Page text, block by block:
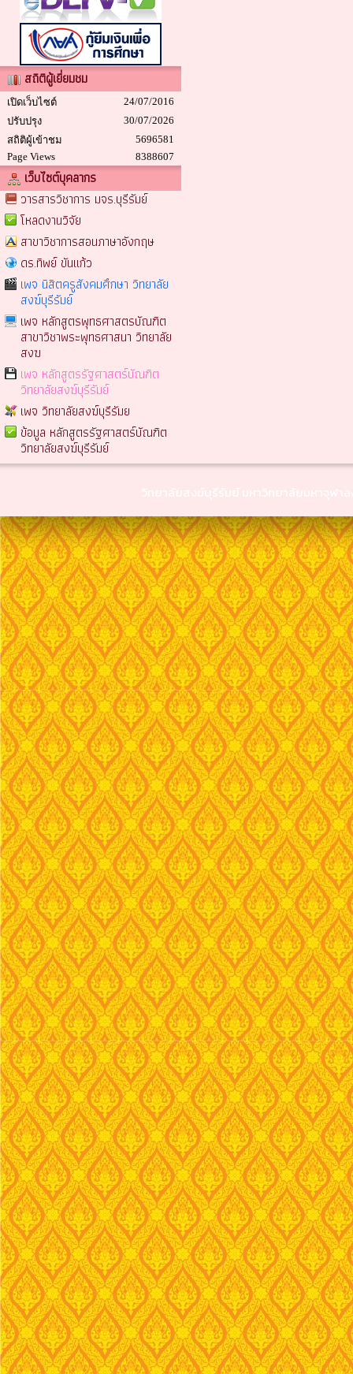
สถิติผู้เยี่ยมชม
เปิดเว็บไซต์
24/07/2016
ปรับปรุง
30/07/2026
สถิติผู้เข้าชม
5696581
Page Views
8388607
เว็บไซต์บุคลากร
วารสารวิชาการ มจร.บุรีรัมย์
โหลดงานวิจัย
สาขาวิชาการสอนภาษาอังกฤษ
ดร.ทิพย์ ขันแก้ว
เพจ นิสิตครูสังคมศึกษา วิทยาลัย
สงฆ์บุรีรัมย์
เพจ หลักสูตรพุทธศาสตรบัณฑิต
สาขาวิชาพระพุทธศาสนา วิทยาลัย
สงฆ
เพจ หลักสูตรรัฐศาสตร์บัณฑิต
วิทยาลัยสงฆ์บุรีรัมย์
เพจ วิทยาลัยสงฆ์บุรีรัมย
ข้อมูล หลักสูตรรัฐศาสตร์บัณฑิต
วิทยาลัยสงฆ์บุรีรัมย์